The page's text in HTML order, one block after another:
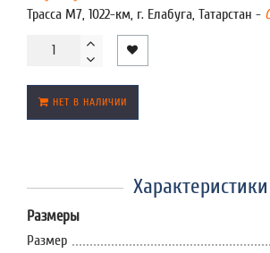
Трасса М7, 1022-км, г. Елабуга, Татарстан -
НЕТ В НАЛИЧИИ
Характеристики
Размеры
Размер